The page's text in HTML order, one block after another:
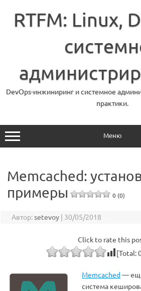
содержимому
RTFM: Linux,
DevOps-инжиниринг и системное
практики.
Меню
Memcached:
примеры
0 (0)
Автор:setevoy | 30/05/2018
Click to rate this
[Total:
Memcached—
система